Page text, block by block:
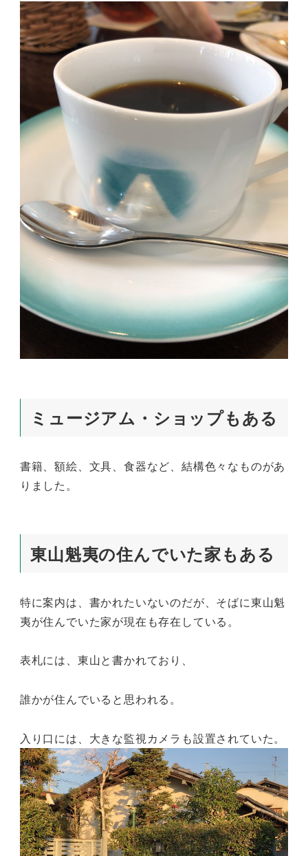
ミュージアム・ショップもある
書籍、額絵、文具、食器など、結構色々なものがあ
りました。
東山魁夷の住んでいた家もある
特に案内は、書かれたいないのだが、そばに東山魁
夷が住んでいた家が現在も存在している。
表札には、東山と書かれており、
誰かが住んでいると思われる。
入り口には、大きな監視カメラも設置されていた。